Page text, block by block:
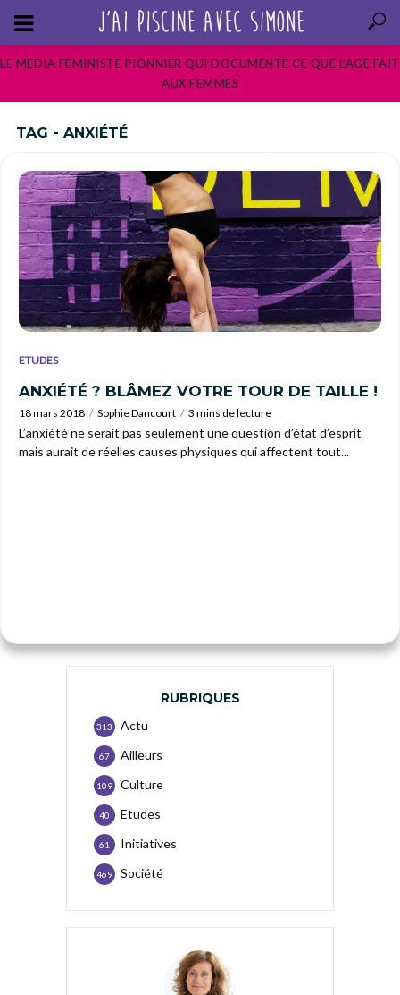
LE MEDIA FEMINISTE PIONNIER QUI DOCUMENTE CE QUE L’AGE FAIT
AUX FEMMES
TAG - ANXIÉTÉ
ETUDES
ANXIÉTÉ ? BLÂMEZ VOTRE TOUR DE TAILLE !
18 mars 2018 Sophie Dancourt 3 mins de lecture
L’anxiété ne serait pas seulement une question d’état d’esprit
mais aurait de réelles causes physiques qui affectent tout...
RUBRIQUES
Actu
313
Ailleurs
67
Culture
109
Etudes
40
Initiatives
61
Société
469